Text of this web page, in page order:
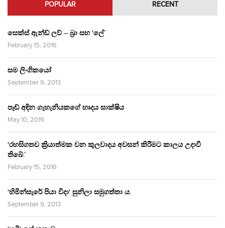
POPULAR RECENT
සෙක්ස් ඇන්ඩ් ලව් – බ්‍රා සහ ‘ලේ’
February 15, 2016
සම ලිංගිකයෝ
September 9, 2013
පෑඩ් අඳින ගැහැනියකගේ හෘදය සාක්ෂිය
May 10, 2019
‘රහසිගතව ක්‍රියාත්මක වන කුලවාදය අවසන් කිරීමට කාලය උදාවී
තිබේ.’
February 15, 2016
‘හිමින්සැරේ පියා විදා‘ සුනිලා සමුගත්තා ය.
September 9, 2013